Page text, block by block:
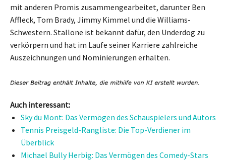
mit anderen Promis zusammengearbeitet, darunter Ben
Affleck, Tom Brady, Jimmy Kimmel und die Williams-
Schwestern. Stallone ist bekannt dafür, den Underdog zu
verkörpern und hat im Laufe seiner Karriere zahlreiche
Auszeichnungen und Nominierungen erhalten.
Auch interessant:
Sky du Mont: Das Vermögen des Schauspielers und Autors
Tennis Preisgeld-Rangliste: Die Top-Verdiener im
Überblick
Michael Bully Herbig: Das Vermögen des Comedy-Stars